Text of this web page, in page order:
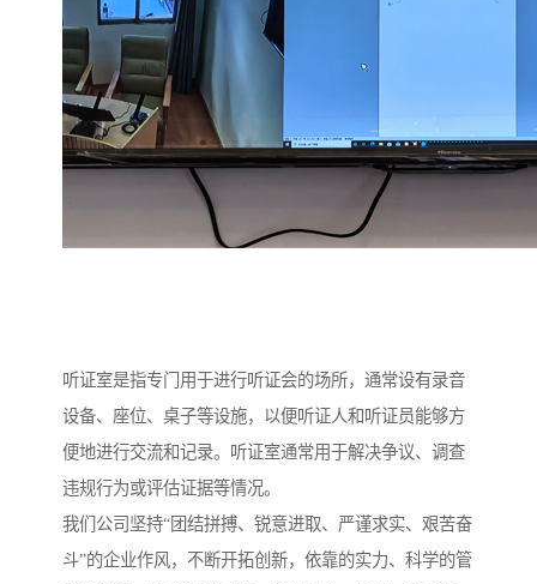
听证室是指专门用于进行听证会的场所，通常设有录音
设备、座位、桌子等设施，以便听证人和听证员能够方
便地进行交流和记录。听证室通常用于解决争议、调查
违规行为或评估证据等情况。
我们公司坚持“团结拼搏、锐意进取、严谨求实、艰苦奋
斗”的企业作风，不断开拓创新，依靠的实力、科学的管